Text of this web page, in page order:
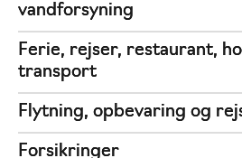
vandforsyning
Ferie, rejser, restaurant,
transport
Flytning, opbevaring og
Forsikringer